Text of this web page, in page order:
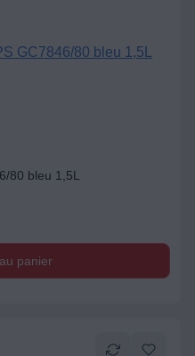
80 bleu 1,5L
panier